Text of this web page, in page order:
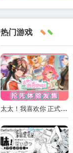
热门游戏
太太！我喜欢你 正式版（Sensei! I Like You So Much!）免安装中文版